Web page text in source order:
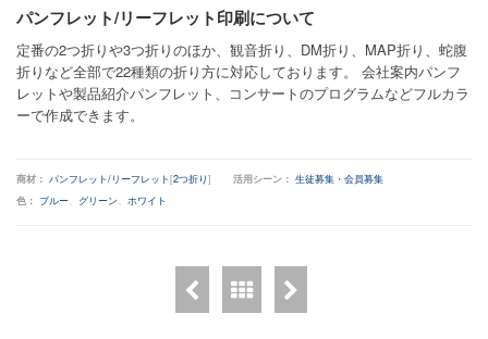
パンフレット/リーフレット印刷について
定番の2つ折りや3つ折りのほか、観音折り、DM折り、MAP折り、蛇腹
折りなど全部で22種類の折り方に対応しております。 会社案内パンフ
レットや製品紹介パンフレット、コンサートのプログラムなどフルカラ
ーで作成できます。
商材： パンフレット/リーフレット[2つ折り] 活用シーン： 生徒募集・会員募集
色： ブルー、 グリーン、 ホワイト